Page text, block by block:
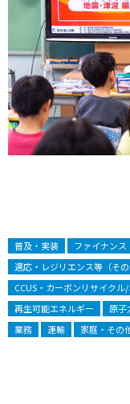
普及・実装 ファイナンス
適応・レジリエンス等（その
CCUS・カーボンリサイク
再生可能エネルギー
原子
業務
運輸 家庭・その